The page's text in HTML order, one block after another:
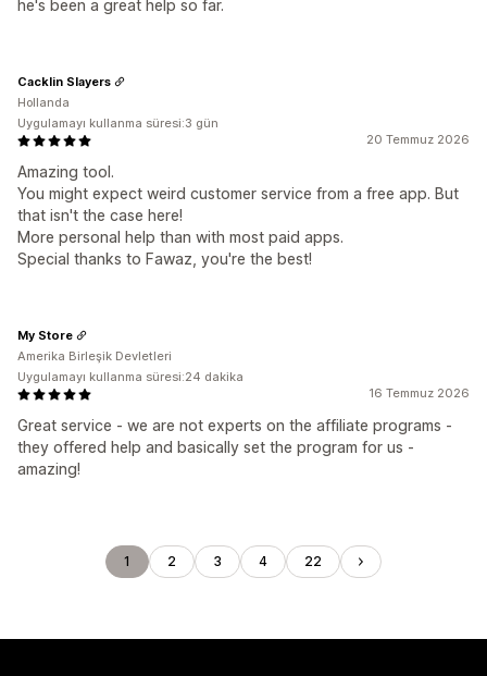
he's been a great help so far.
20 Temmuz 2026
Amazing tool.
You might expect weird customer service from a free app. But
that isn't the case here!
More personal help than with most paid apps.
Special thanks to Fawaz, you're the best!
Cacklin Slayers
Hollanda
Uygulamayı kullanma süresi:3 gün
16 Temmuz 2026
Great service - we are not experts on the affiliate programs -
they offered help and basically set the program for us -
amazing!
My Store
Amerika Birleşik Devletleri
Uygulamayı kullanma süresi:24 dakika
1 2 3 4 22